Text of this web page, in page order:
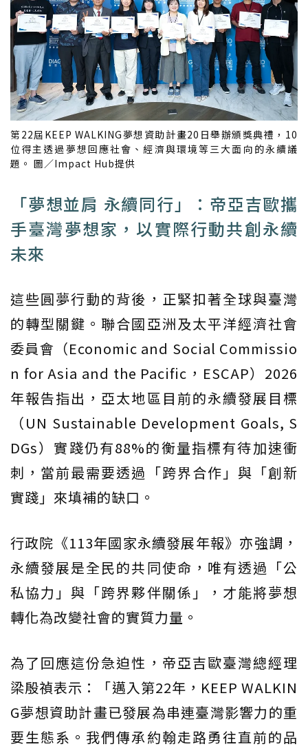
第22屆KEEP WALKING夢想資助計畫20日舉辦頒獎典禮，10
位得主透過夢想回應社會、經濟與環境等三大面向的永續議
題。 圖／Impact Hub提供
「夢想並肩 永續同行」：帝亞吉歐攜
手臺灣夢想家，以實際行動共創永續
未來
這些圓夢行動的背後，正緊扣著全球與臺灣
的轉型關鍵。聯合國亞洲及太平洋經濟社會
委員會（Economic and Social Commissio
n for Asia and the Pacific，ESCAP）2026
年報告指出，亞太地區目前的永續發展目標
（UN Sustainable Development Goals, S
DGs）實踐仍有88%的衡量指標有待加速衝
刺，當前最需要透過「跨界合作」與「創新
實踐」來填補的缺口。
行政院《113年國家永續發展年報》亦強調，
永續發展是全民的共同使命，唯有透過「公
私協力」與「跨界夥伴關係」，才能將夢想
轉化為改變社會的實質力量。
為了回應這份急迫性，帝亞吉歐臺灣總經理
梁殷禎表示：「邁入第22年，KEEP WALKIN
G夢想資助計畫已發展為串連臺灣影響力的重
要生態系。我們傳承約翰走路勇往直前的品